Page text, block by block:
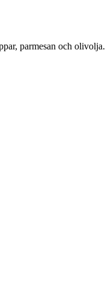
parmesan och olivolja.